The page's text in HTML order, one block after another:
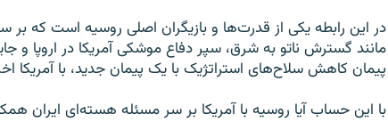
در اين رابطه يکی از قدرت‌ها و بازيگران اصلی روسيه است که
مانند گسترش ناتو به شرق، سپر دفاع موشکی آمريکا در اروپا و
پيمان کاهش سلاح‌های استراتژيک با يک پيمان جديد، با آمريکا
با اين حساب آيا روسيه با آمريکا بر سر مسئله هسته‌ای ايران